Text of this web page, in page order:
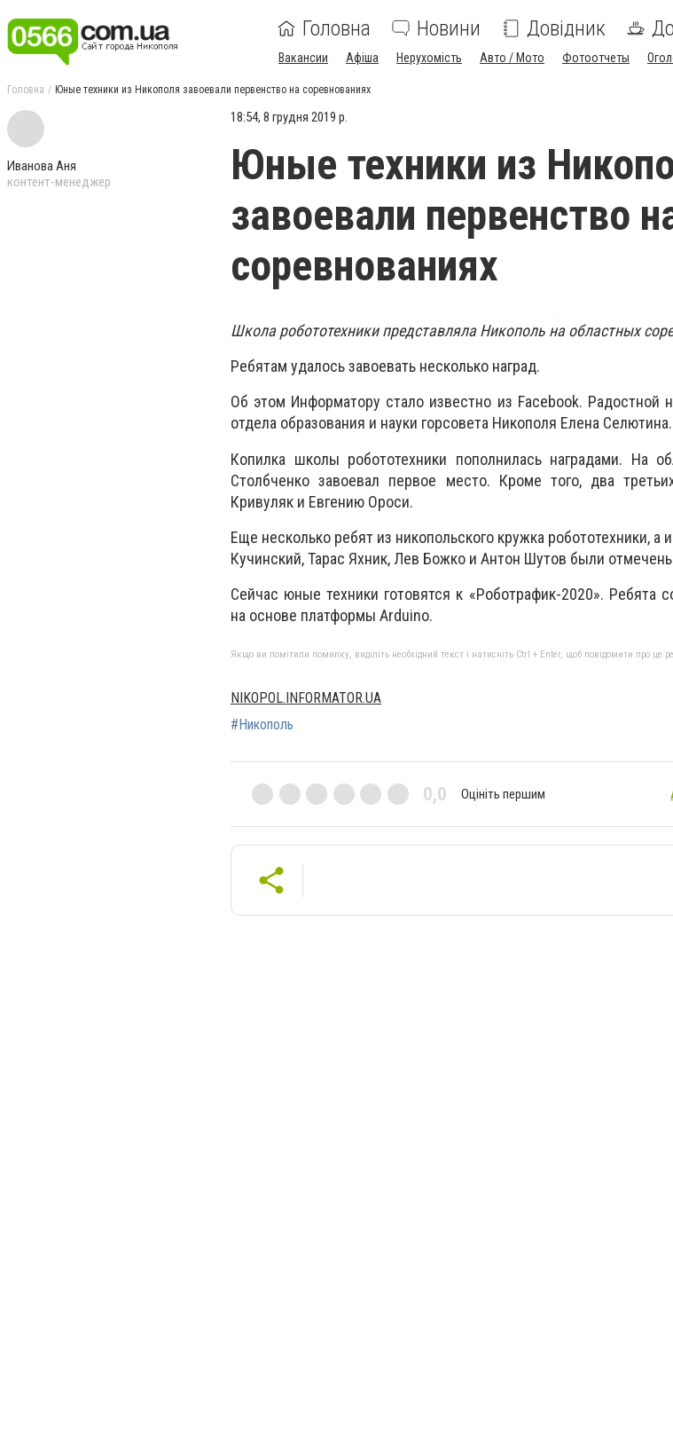
Головна Новини Довідник
Вакансии Афіша Нерухомість Авто / Мото Фотоотчеты
Головна Юные техники из Никополя завоевали первенство на соревнованиях
Иванова Аня
контент-менеджер
18:54, 8 грудня 2019 р.
Юные техники из
завоевали первенство
соревнованиях
Школа робототехники представляла Никополь на областных
Ребятам удалось завоевать несколько наград.
Об этом Информатору стало известно из Facebook. Радостной
отдела образования и науки горсовета Никополя Елена Селютина.
Копилка школы робототехники пополнилась наградами. На
Столбченко завоевал первое место. Кроме того, два
Кривуляк и Евгению Ороси.
Еще несколько ребят из никопольского кружка робототехники,
Кучинский, Тарас Яхник, Лев Божко и Антон Шутов были
Сейчас юные техники готовятся к «Роботрафик-2020». Ребята
на основе платформы Arduino.
Якщо ви помітили помилку, виділіть необхідний текст і натисніть Ctrl + Enter, щоб повідомити про це
NIKOPOL.INFORMATOR.UA
#Никополь
0,0 Оцініть першим